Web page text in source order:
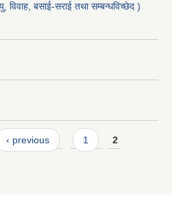
विवाह, बसाई-सराई तथा सम्बन्धविच्छेद )
‹ previous 1 2